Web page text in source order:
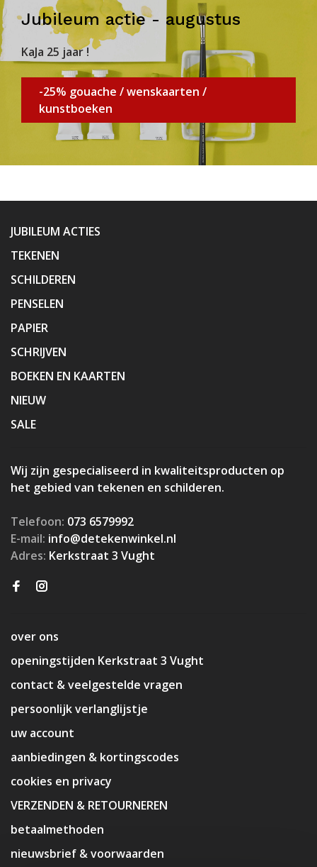
Jubileum actie - augustus
KaJa 25 jaar !
-25% gouache / wenskaarten /
kunstboeken
JUBILEUM ACTIES
TEKENEN
SCHILDEREN
PENSELEN
PAPIER
SCHRIJVEN
BOEKEN EN KAARTEN
NIEUW
SALE
Wij zijn gespecialiseerd in kwaliteitsproducten op
het gebied van tekenen en schilderen.
Telefoon: 073 6579992
E-mail: info@detekenwinkel.nl
Adres: Kerkstraat 3 Vught
over ons
openingstijden Kerkstraat 3 Vught
contact & veelgestelde vragen
persoonlijk verlanglijstje
uw account
aanbiedingen & kortingscodes
cookies en privacy
VERZENDEN & RETOURNEREN
betaalmethoden
nieuwsbrief & voorwaarden